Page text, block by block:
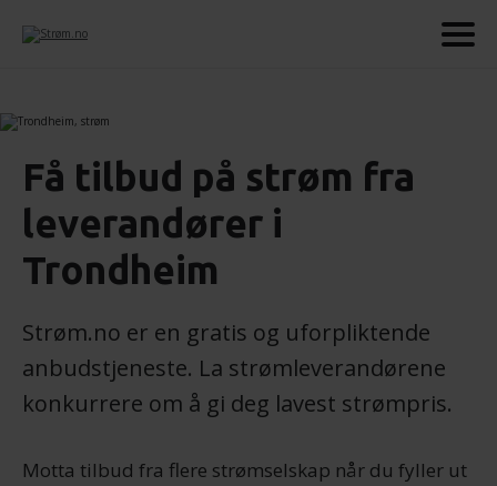
Få tilbud på strøm fra
leverandører i
Trondheim
Strøm.no er en gratis og uforpliktende
anbudstjeneste. La strømleverandørene
konkurrere om å gi deg lavest strømpris.
Motta tilbud fra flere strømselskap når du fyller ut